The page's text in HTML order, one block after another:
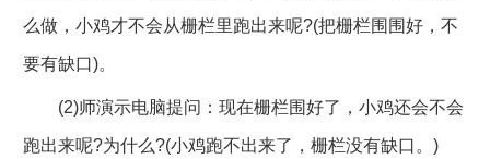
么做，小鸡才不会从栅栏里跑出来呢?(把栅栏围围好，不
要有缺口)。
(2)师演示电脑提问：现在栅栏围好了，小鸡还会不会
跑出来呢?为什么?(小鸡跑不出来了，栅栏没有缺口。)